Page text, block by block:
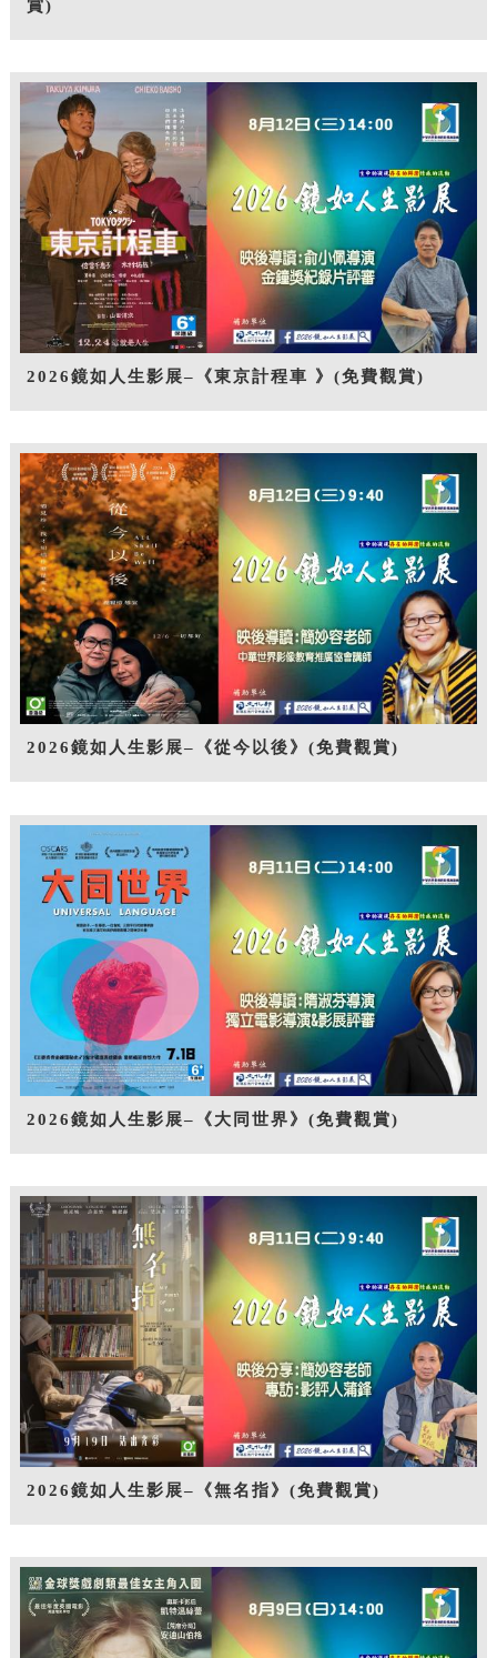
賞)
2026鏡如人生影展–《東京計程車 》(免費觀賞)
2026鏡如人生影展–《從今以後》(免費觀賞)
2026鏡如人生影展–《大同世界》(免費觀賞)
2026鏡如人生影展–《無名指》(免費觀賞)